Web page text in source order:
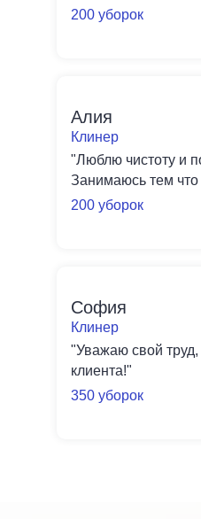
200 уборок
"Люблю чистоту и
Занимаюсь тем
Клинер
Алия
200 уборок
"Уважаю свой
клиента!"
Клинер
София
350 уборок